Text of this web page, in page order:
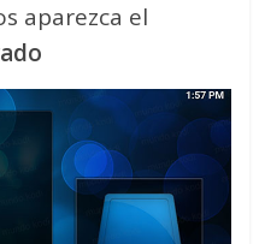
aparezca el